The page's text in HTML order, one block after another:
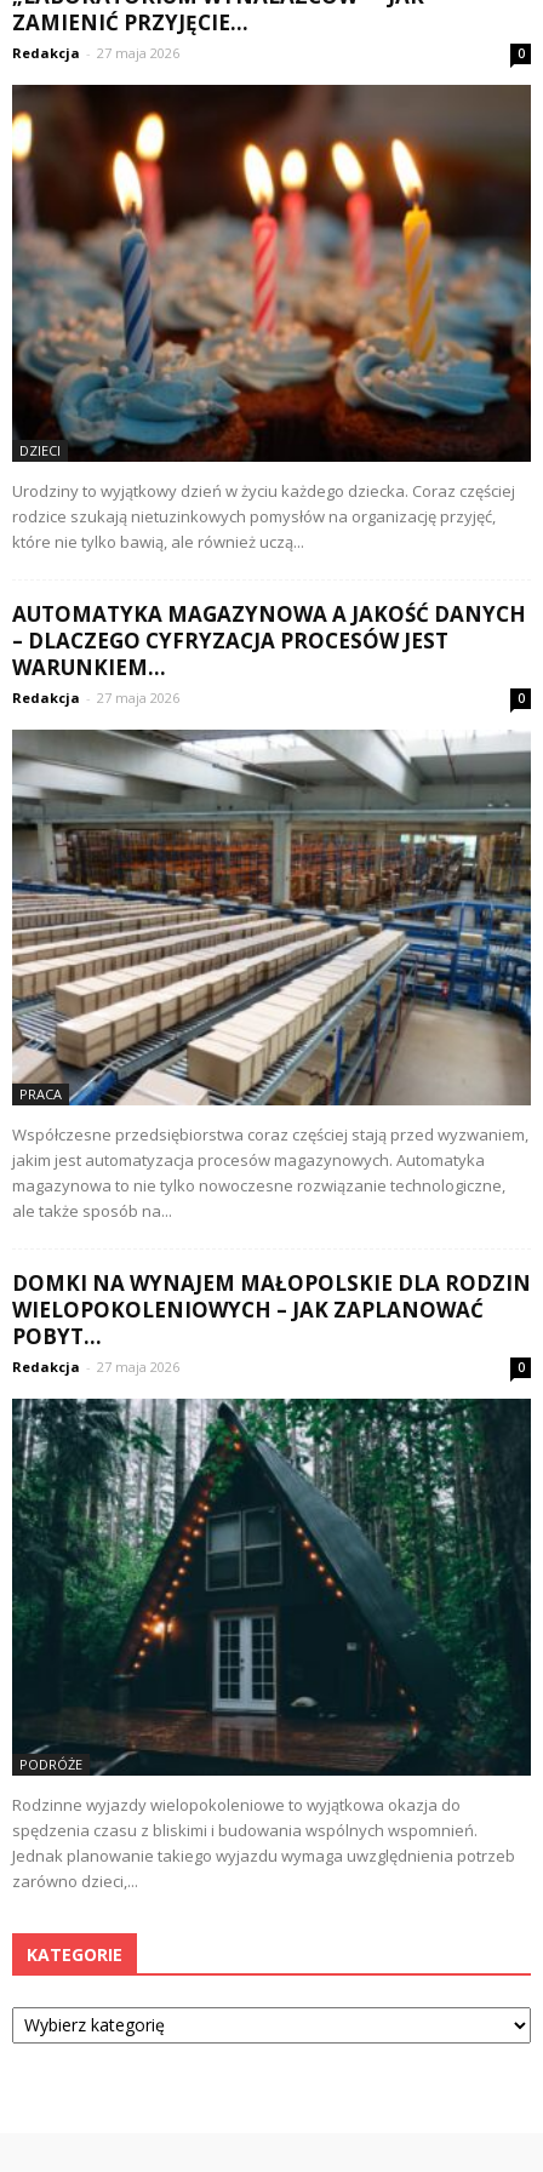
ZAMIENIĆ PRZYJĘCIE...
Redakcja - 27 maja 2026 0
DZIECI
Urodziny to wyjątkowy dzień w życiu każdego dziecka. Coraz częściej
rodzice szukają nietuzinkowych pomysłów na organizację przyjęć,
które nie tylko bawią, ale również uczą...
AUTOMATYKA MAGAZYNOWA A JAKOŚĆ DANYCH
– DLACZEGO CYFRYZACJA PROCESÓW JEST
WARUNKIEM...
Redakcja - 27 maja 2026 0
PRACA
Współczesne przedsiębiorstwa coraz częściej stają przed wyzwaniem,
jakim jest automatyzacja procesów magazynowych. Automatyka
magazynowa to nie tylko nowoczesne rozwiązanie technologiczne,
ale także sposób na...
DOMKI NA WYNAJEM MAŁOPOLSKIE DLA RODZIN
WIELOPOKOLENIOWYCH – JAK ZAPLANOWAĆ
POBYT...
Redakcja - 27 maja 2026 0
PODRÓŻE
Rodzinne wyjazdy wielopokoleniowe to wyjątkowa okazja do
spędzenia czasu z bliskimi i budowania wspólnych wspomnień.
Jednak planowanie takiego wyjazdu wymaga uwzględnienia potrzeb
zarówno dzieci,...
KATEGORIE
Kategorie